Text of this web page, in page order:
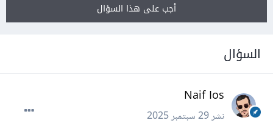
أجب على هذا السؤال
السؤال
Naif Ios
نشر29 سبتمبر 2025